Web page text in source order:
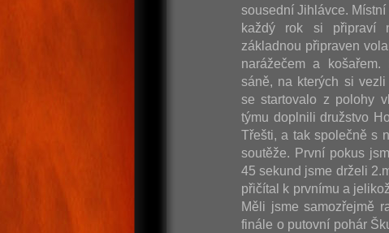
sousední Jihlávce.
každý rok si připraví
základnou připraven
narážečem a
sáně, na kterých si
se startovalo z polohy
týmu doplnili družstvo
Třešti, a tak společně s
soutěže. První pokus
45 sekund jsme drželi
přičítal k prvnímu a
Měli jsme samozřejmě
finále o putovní pohár